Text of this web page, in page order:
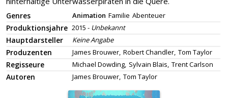
Genres Animation Familie Abenteuer
Produktionsjahre 2015 - Unbekannt
Hauptdarsteller Keine Angabe
Produzenten James Brouwer, Robert Chandler, Tom Taylor
Regisseure Michael Dowding, Sylvain Blais, Trent Carlson
Autoren James Brouwer, Tom Taylor